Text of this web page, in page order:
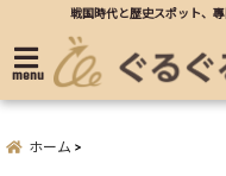
戦国時代と歴史スポット、
menu
ホーム